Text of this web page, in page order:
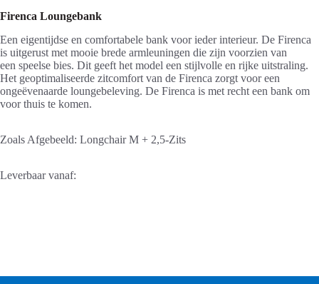
Firenca Loungebank
Een eigentijdse en comfortabele bank voor ieder interieur. De Firenca
is uitgerust met mooie brede armleuningen die zijn voorzien van
een speelse bies. Dit geeft het model een stijlvolle en rijke uitstraling.
Het geoptimaliseerde zitcomfort van de Firenca zorgt voor een
ongeëvenaarde loungebeleving. De Firenca is met recht een bank om
voor thuis te komen.
Zoals Afgebeeld: Longchair M + 2,5-Zits
Leverbaar vanaf: